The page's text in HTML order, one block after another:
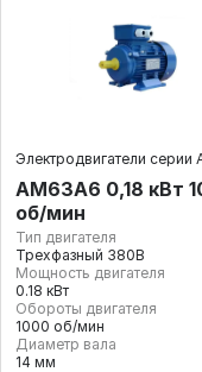
Электродвигатели серии
АМ63А6 0,18 кВт
об/мин
Тип двигателя
Трехфазный 380В
Мощность двигателя
0.18 кВт
Обороты двигателя
1000 об/мин
Диаметр вала
14 мм